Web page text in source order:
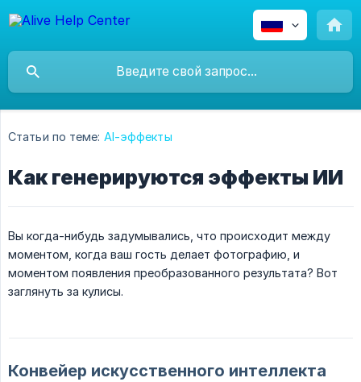
Статьи по теме: AI-эффекты
Как генерируются эффекты ИИ
Вы когда-нибудь задумывались, что происходит между
моментом, когда ваш гость делает фотографию, и
моментом появления преобразованного результата? Вот
заглянуть за кулисы.
Конвейер искусственного интеллекта